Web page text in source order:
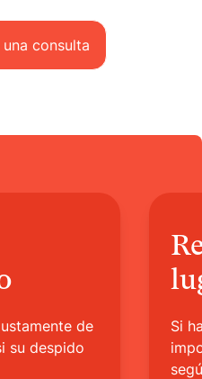
consulta
de
su despido
Si